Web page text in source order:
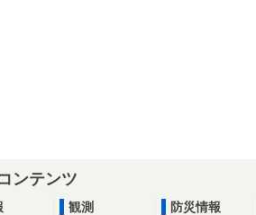
ンテンツ
観測
防災情報